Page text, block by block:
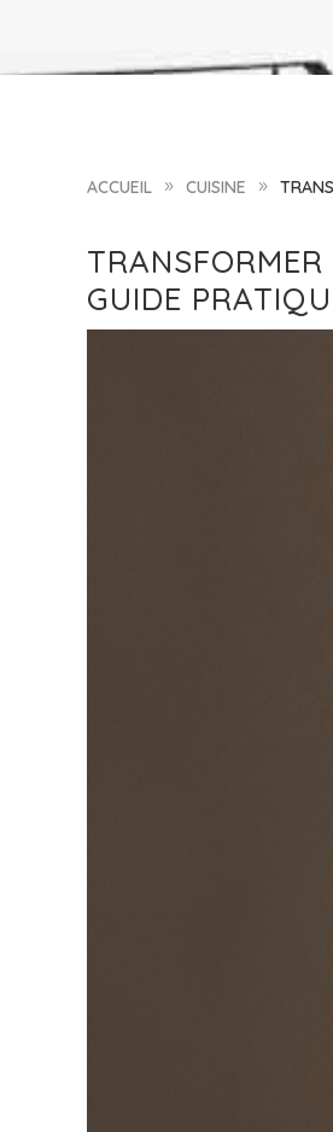
ACCUEIL 9 CUISINE 9
GUIDE